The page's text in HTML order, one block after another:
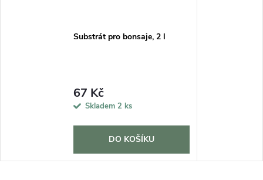
Substrát pro bonsaje, 2 l
67 Kč
Skladem 2 ks
DO KOŠÍKU